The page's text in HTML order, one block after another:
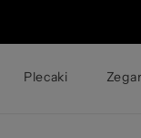
Plecaki